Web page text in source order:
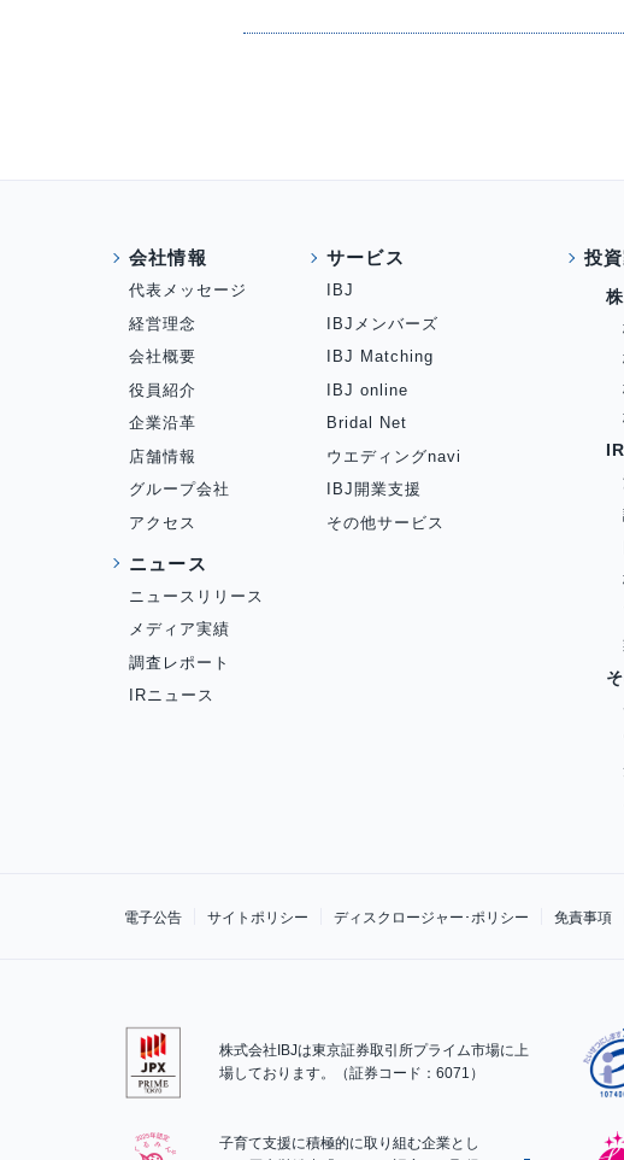
会社情報
代表メッセージ
経営理念
会社概要
役員紹介
企業沿革
店舗情報
グループ会社
アクセス
ニュース
ニュースリリース
メディア実績
調査レポート
IRニュース
サービス
IBJ
IBJメンバーズ
IBJ Matching
IBJ online
Bridal Net
ウエディングnavi
IBJ開業支援
その他サービス
投
電子公告 サイトポリシー ディスクロージャー･ポリシー 免責事項
株式会社IBJは東京証券取引所プライム市場に上
場しております。（証券コード：6071）
子育て支援に積極的に取り組む企業とし